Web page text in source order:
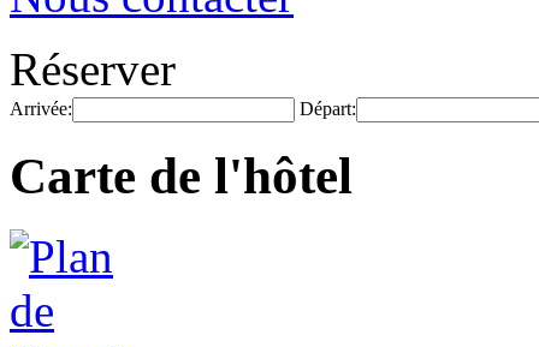
Réserver
Arrivée: Départ:
Carte de l'hôtel